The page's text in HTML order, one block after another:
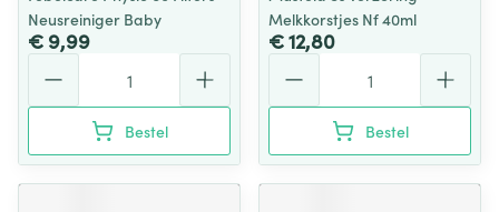
Neusreiniger Baby
€ 9,99
Bestel
Melkkorstjes Nf 40ml
€ 12,80
Bestel